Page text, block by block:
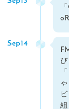
び
組
Sep14